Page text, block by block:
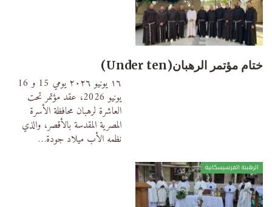
ختام مؤتمر الرهبان(Under ten)
١٦ يونيو ٢٠٢٦
يومي 15 و 16
يونيو 2026، عقد مؤتمر تحت
العاشرة لرهبان محافظة الأسرة
المصرية المقدسة بالأقصر، والذي
نظمه الأب ميلاد جودة…
الرهبنة الفرنسيسكانية